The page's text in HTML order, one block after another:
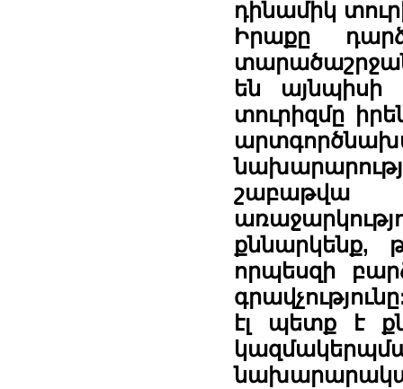
դինամիկ
Իրաքը
են այնպիսի
տուրիզմը
քննարկենք,
որպեսզի
էլ պետք է